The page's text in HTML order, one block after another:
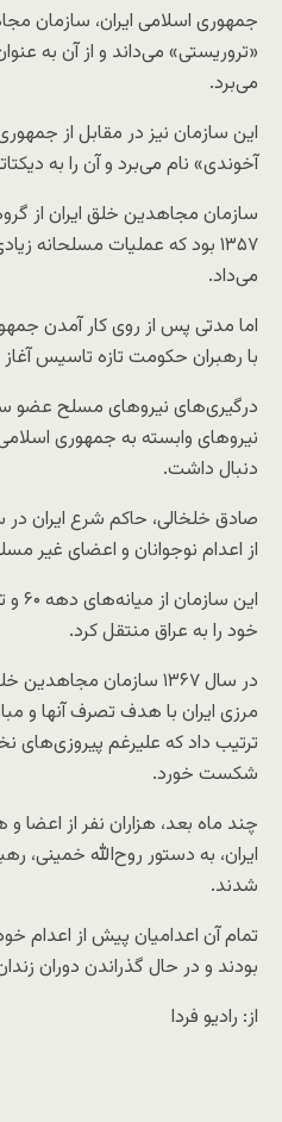
جمهوری اسلامی ایران، سازمان
«تروریستی» می‌داند و از آن به
می‌برد.
این سازمان نیز در مقابل از
آخوندی» نام می‌برد و آن را به
سازمان مجاهدین خلق ایران از
۱۳۵۷ بود که عملیات مسلحانه
می‌داد.
اما مدتی پس از روی کار آمدن
با رهبران حکومت تازه تاسیس
درگیری‌های نیروهای مسلح عضو
نیروهای وابسته به جمهوری
دنبال داشت.
صادق خلخالی، حاکم شرع ایران
از اعدام نوجوانان و اعضای غیر
خود را به عراق منتقل کرد.
در سال ۱۳۶۷ سازمان
مرزی ایران با هدف تصرف آنها و
ترتیب داد که علیرغم
شکست خورد.
چند ماه بعد، هزاران نفر از اعضا و
ایران، به دستور روح‌الله خمینی،
شدند.
تمام آن اعدامیان پیش از اعدام
بودند و در حال گذراندن دوران
از: رادیو فردا